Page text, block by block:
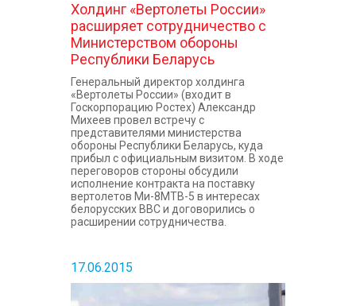
Холдинг «Вертолеты России»
расширяет сотрудничество с
Министерством обороны
Республики Беларусь
Генеральный директор холдинга
«Вертолеты России» (входит в
Госкорпорацию Ростех) Александр
Михеев провел встречу с
представителями министерства
обороны Республики Беларусь, куда
прибыл с официальным визитом. В ходе
переговоров стороны обсудили
исполнение контракта на поставку
вертолетов Ми-8МТВ-5 в интересах
белорусских ВВС и договорились о
расширении сотрудничества.
17.06.2015